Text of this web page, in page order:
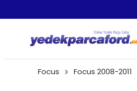
Focus Focus 2008-2011